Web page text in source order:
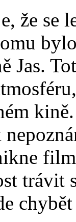
že se
Jas.